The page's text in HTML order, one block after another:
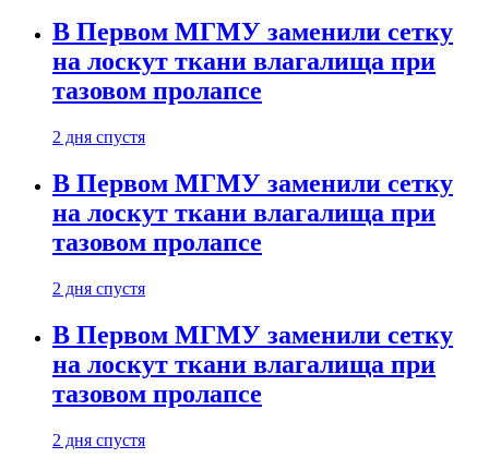
В Первом МГМУ заменили сетку
на лоскут ткани влагалища при
тазовом пролапсе
2 дня спустя
В Первом МГМУ заменили сетку
на лоскут ткани влагалища при
тазовом пролапсе
2 дня спустя
В Первом МГМУ заменили сетку
на лоскут ткани влагалища при
тазовом пролапсе
2 дня спустя